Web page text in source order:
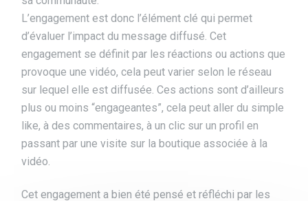
L’engagement est donc l’élément clé qui permet
d’évaluer l’impact du message diffusé. Cet
engagement se définit par les réactions ou actions que
provoque une vidéo, cela peut varier selon le réseau
sur lequel elle est diffusée. Ces actions sont d’ailleurs
plus ou moins “engageantes”, cela peut aller du simple
like, à des commentaires, à un clic sur un profil en
passant par une visite sur la boutique associée à la
vidéo.
Cet engagement a bien été pensé et réfléchi par les